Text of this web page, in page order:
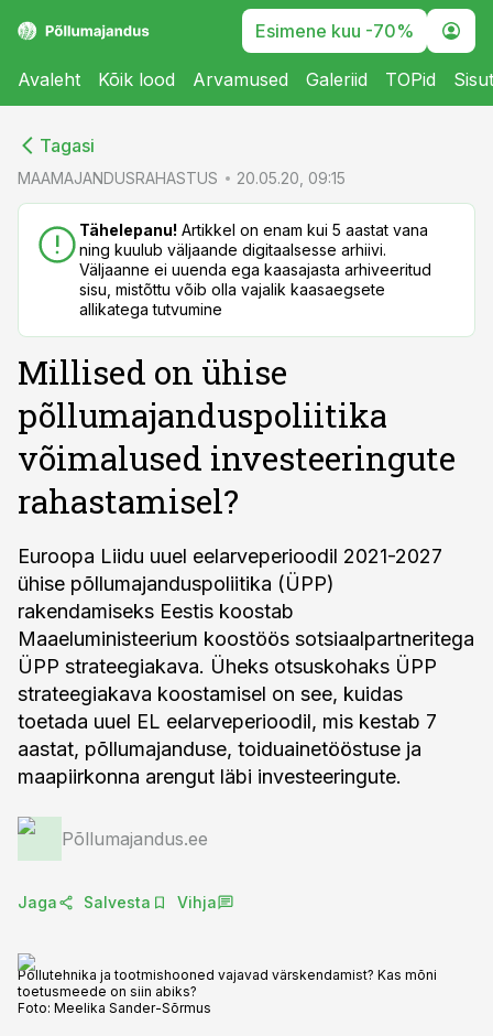
Esimene kuu -70%
Avaleht Kõik lood Arvamused Galeriid TOPid
Tagasi
MAAMAJANDUSRAHASTUS 20.05.20, 09:15
Tähelepanu! Artikkel on enam kui 5 aastat vana
ning kuulub väljaande digitaalsesse arhiivi.
Väljaanne ei uuenda ega kaasajasta arhiveeritud
sisu, mistõttu võib olla vajalik kaasaegsete
allikatega tutvumine
Millised on ühise
põllumajanduspoliitika
võimalused investeeringute
rahastamisel?
Euroopa Liidu uuel eelarveperioodil 2021-2027
ühise põllumajanduspoliitika (ÜPP)
rakendamiseks Eestis koostab
Maaeluministeerium koostöös sotsiaalpartneritega
ÜPP strateegiakava. Üheks otsuskohaks ÜPP
strateegiakava koostamisel on see, kuidas
toetada uuel EL eelarveperioodil, mis kestab 7
aastat, põllumajanduse, toiduainetööstuse ja
maapiirkonna arengut läbi investeeringute.
Põllumajandus.ee
Jaga Salvesta Vihja
Põllutehnika ja tootmishooned vajavad värskendamist? Kas mõni
toetusmeede on siin abiks?
Foto: Meelika Sander-Sõrmus